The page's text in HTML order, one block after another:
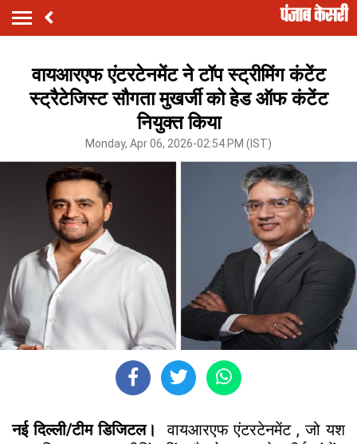
वायआरएफ एंटरटेनमेंट ने टॉप स्ट्रीमिंग कंटेंट
स्ट्रैटेजिस्ट सौगता मुखर्जी को हेड ऑफ कंटेंट
नियुक्त किया
Monday, Apr 06, 2026-02:54 PM (IST)
नई दिल्ली/टीम डिजिटल।
वायआरएफ एंटरटेनमेंट , जो यश